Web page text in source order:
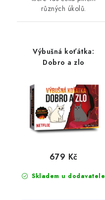
různých úkolů.
Výbušná koťátka:
Dobro a zlo
Skladem u dodavatele
679 Kč